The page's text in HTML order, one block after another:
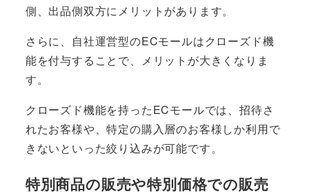
側、出品側双方にメリットがあります。
さらに、自社運営型のECモールはクローズド機
能を付与することで、メリットが大きくなりま
す。
クローズド機能を持ったECモールでは、招待さ
れたお客様や、特定の購入層のお客様しか利用で
きないといった絞り込みが可能です。
特別商品の販売や特別価格での販売